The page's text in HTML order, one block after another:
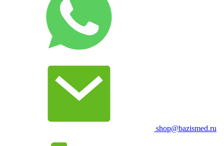
shop@bazismed.ru